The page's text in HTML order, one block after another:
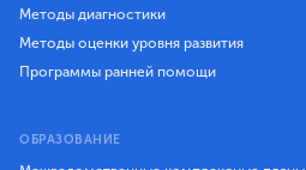
Методы диагностики
Методы оценки уровня развития
Программы ранней помощи
ОБРАЗОВАНИЕ